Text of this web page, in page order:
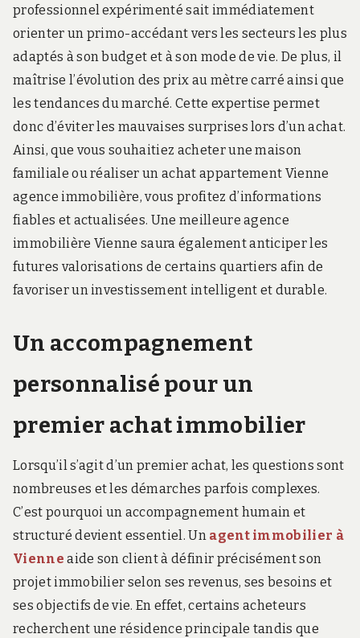
professionnel expérimenté sait immédiatement
orienter un primo-accédant vers les secteurs les plus
adaptés à son budget et à son mode de vie. De plus, il
maîtrise l’évolution des prix au mètre carré ainsi que
les tendances du marché. Cette expertise permet
donc d’éviter les mauvaises surprises lors d’un achat.
Ainsi, que vous souhaitiez acheter une maison
familiale ou réaliser un achat appartement Vienne
agence immobilière, vous profitez d’informations
fiables et actualisées. Une meilleure agence
immobilière Vienne saura également anticiper les
futures valorisations de certains quartiers afin de
favoriser un investissement intelligent et durable.
Un accompagnement
personnalisé pour un
premier achat immobilier
Lorsqu’il s’agit d’un premier achat, les questions sont
nombreuses et les démarches parfois complexes.
C’est pourquoi un accompagnement humain et
structuré devient essentiel. Un agent immobilier à
Vienne aide son client à définir précisément son
projet immobilier selon ses revenus, ses besoins et
ses objectifs de vie. En effet, certains acheteurs
recherchent une résidence principale tandis que